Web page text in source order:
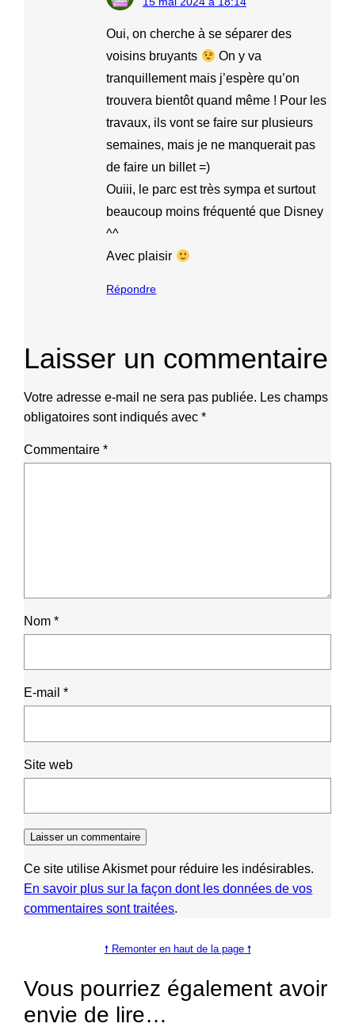
Oui, on cherche à se séparer des
voisins bruyants
On y va
tranquillement mais j’espère qu’on
trouvera bientôt quand même ! Pour les
travaux, ils vont se faire sur plusieurs
semaines, mais je ne manquerait pas
de faire un billet =)
Ouiii, le parc est très sympa et surtout
beaucoup moins fréquenté que Disney
^^
Avec plaisir
Répondre
Laisser un commentaire
Votre adresse e-mail ne sera pas publiée. Les champs
obligatoires sont indiqués avec*
Commentaire*
Nom*
E-mail*
Site web
Ce site utilise Akismet pour réduire les indésirables.
En savoir plus sur la façon dont les données de vos
commentaires sont traitées.
🠕 Remonter en haut de la page 🠕
Vous pourriez également avoir
envie de lire…